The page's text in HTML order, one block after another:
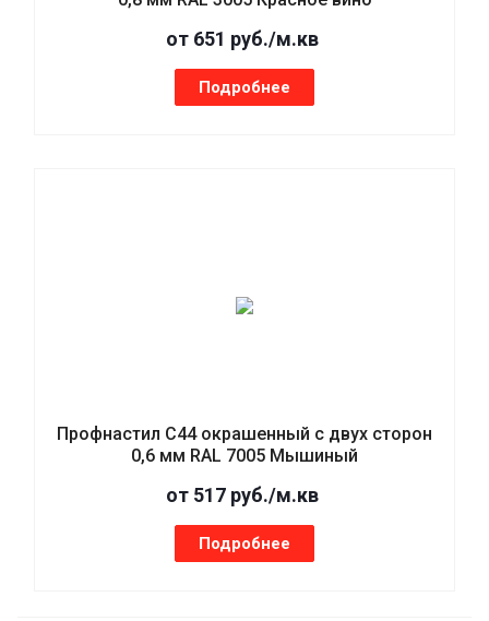
от 651 руб./м.кв
Подробнее
Профнастил С44 окрашенный с двух сторон
0,6 мм RAL 7005 Мышиный
от 517 руб./м.кв
Подробнее